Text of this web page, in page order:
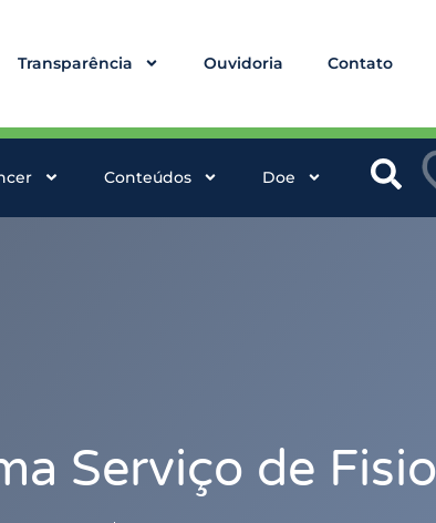
Transparência Ouvidoria Contato
Conteúdos Doe
Serviço de